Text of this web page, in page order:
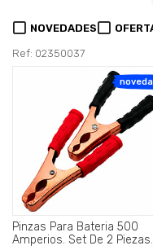
NOVEDADES
Ref: 02350037
Pinzas Para Bateria 500
Amperios. Set De 2